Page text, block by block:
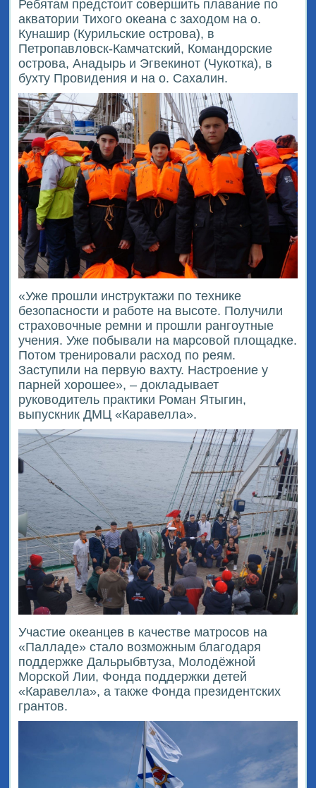
Ребятам предстоит совершить плавание по
акватории Тихого океана с заходом на о.
Кунашир (Курильские острова), в
Петропавловск-Камчатский, Командорские
острова, Анадырь и Эгвекинот (Чукотка), в
бухту Провидения и на о. Сахалин.
«Уже прошли инструктажи по технике
безопасности и работе на высоте. Получили
страховочные ремни и прошли рангоутные
учения. Уже побывали на марсовой площадке.
Потом тренировали расход по реям.
Заступили на первую вахту. Настроение у
парней хорошее», – докладывает
руководитель практики Роман Ятыгин,
выпускник ДМЦ «Каравелла».
Участие океанцев в качестве матросов на
«Палладе» стало возможным благодаря
поддержке Дальрыбвтуза, Молодёжной
Морской Лии, Фонда поддержки детей
«Каравелла», а также Фонда президентских
грантов.